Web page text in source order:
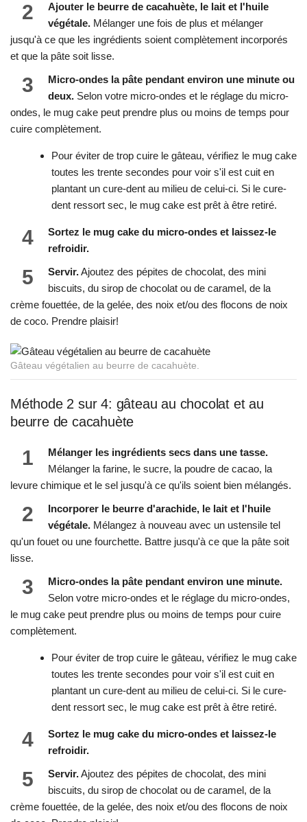
2
Ajouter le beurre de cacahuète, le lait et l'huile
végétale. Mélanger une fois de plus et mélanger
jusqu'à ce que les ingrédients soient complètement incorporés
et que la pâte soit lisse.
3
Micro-ondes la pâte pendant environ une minute ou
deux. Selon votre micro-ondes et le réglage du micro-
ondes, le mug cake peut prendre plus ou moins de temps pour
cuire complètement.
Pour éviter de trop cuire le gâteau, vérifiez le mug cake
toutes les trente secondes pour voir s'il est cuit en
plantant un cure-dent au milieu de celui-ci. Si le cure-
dent ressort sec, le mug cake est prêt à être retiré.
4
Sortez le mug cake du micro-ondes et laissez-le
refroidir.
5 Servir.Ajoutez des pépites de chocolat, des mini
biscuits, du sirop de chocolat ou de caramel, de la
crème fouettée, de la gelée, des noix et/ou des flocons de noix
de coco. Prendre plaisir!
Gâteau végétalien au beurre de cacahuète.
Méthode 2 sur 4: gâteau au chocolat et au
beurre de cacahuète
1
Mélanger les ingrédients secs dans une tasse.
Mélanger la farine, le sucre, la poudre de cacao, la
levure chimique et le sel jusqu'à ce qu'ils soient bien mélangés.
2
Incorporer le beurre d'arachide, le lait et l'huile
végétale. Mélangez à nouveau avec un ustensile tel
qu'un fouet ou une fourchette. Battre jusqu'à ce que la pâte soit
lisse.
3
Micro-ondes la pâte pendant environ une minute.
Selon votre micro-ondes et le réglage du micro-ondes,
le mug cake peut prendre plus ou moins de temps pour cuire
complètement.
Pour éviter de trop cuire le gâteau, vérifiez le mug cake
toutes les trente secondes pour voir s'il est cuit en
plantant un cure-dent au milieu de celui-ci. Si le cure-
dent ressort sec, le mug cake est prêt à être retiré.
4
Sortez le mug cake du micro-ondes et laissez-le
refroidir.
5 Servir.Ajoutez des pépites de chocolat, des mini
biscuits, du sirop de chocolat ou de caramel, de la
crème fouettée, de la gelée, des noix et/ou des flocons de noix